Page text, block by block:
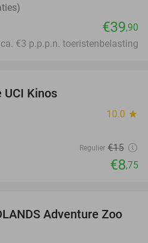
€39,90
ca. €3 p.p.p.n. toeristenbelasting
Kinos
10.0 star
Regulier €15
€8,75
24%
Adventure Zoo